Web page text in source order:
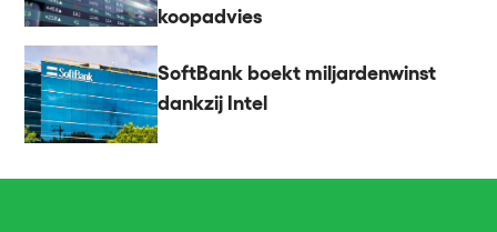
koopadvies
SoftBank boekt miljardenwinst
dankzij Intel